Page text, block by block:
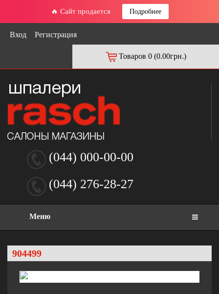
🔥 Сайт продается Подробнее
Вход Регистрация
Товаров 0 (0.00грн.)
(044) 000-00-00
(044) 276-28-27
Меню
904499